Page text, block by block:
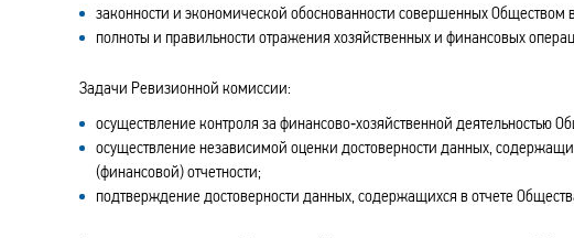
законности и экономической обоснованности совершенных
полноты и правильности отражения хозяйственных и финансовых
Задачи Ревизионной комиссии:
осуществление контроля за финансово‑хозяйственной деятельностью
осуществление независимой оценки достоверности данных,
(финансовой) отчетности;
подтверждение достоверности данных, содержащихся в отчете